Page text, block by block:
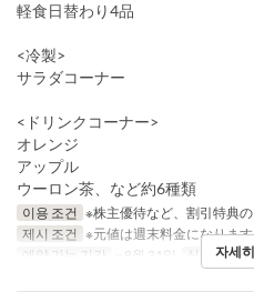
軽食日替わり4品
<冷製>
サラダコーナー
<ドリンクコーナー>
オレンジ
アップル
ウーロン茶、など約6種類
이용 조건 ※株主優待など、割引特典
제시 조건 ※元値は週末料金になりま
예약 가능 기간
~ 8월 31일 식사 티타
자세